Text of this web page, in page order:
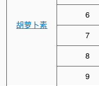
胡萝卜素
6
7
8
9